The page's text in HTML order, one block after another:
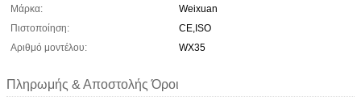
Μάρκα:
Weixuan
Πιστοποίηση:
CE,ISO
Αριθμό μοντέλου:
WX35
Πληρωμής & Αποστολής Όροι